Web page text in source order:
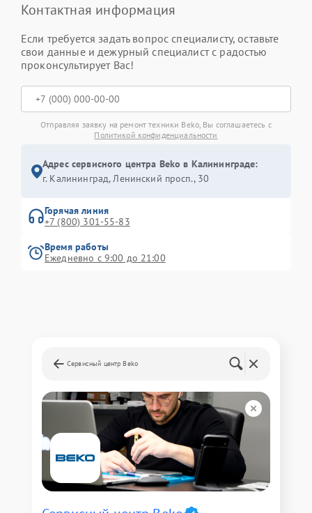
Контактная информация
Если требуется задать вопрос специалисту, оставьте
свои данные и дежурный специалист с радостью
проконсультирует Вас!
Отправляя заявку на ремонт техники Beko, Вы соглашаетесь с
Политикой конфиденциальности
Адрес сервисного центра Beko в Калининграде:
г. Калининград, Ленинский просп., 30
Горячая линия
+7 (800) 301-55-83
Время работы
Ежедневно с 9:00 до 21:00
Сервисный центр Beko